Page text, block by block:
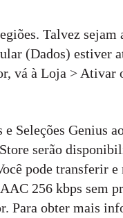
Talvez sejam
(Dados) estiver
vá à Loja > Ativar
Seleções Genius
serão
pode transferir
256 kbps sem
Para obter mais